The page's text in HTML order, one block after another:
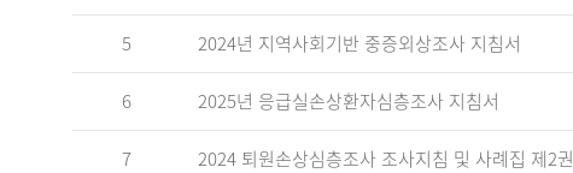
5 2024년 지역사회기반 중증외상조사 지침서
6 2025년 응급실손상환자심층조사 지침서
7 2024 퇴원손상심층조사 조사지침 및 사례집 제2권